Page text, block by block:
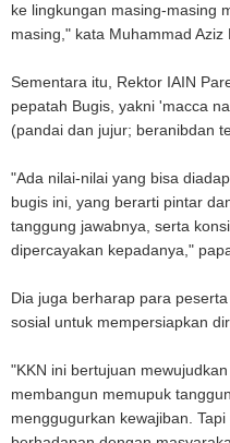
ke lingkungan masing-masing
masing," kata Muhammad Aziz
Sementara itu, Rektor IAIN
pepatah Bugis, yakni 'macca
(pandai dan jujur; beranibdan
"Ada nilai-nilai yang bisa
bugis ini, yang berarti pintar
tanggung jawabnya, serta
dipercayakan kepadanya,"
Dia juga berharap para
sosial untuk mempersiapkan
"KKN ini bertujuan
membangun memupuk
menggugurkan kewajiban.